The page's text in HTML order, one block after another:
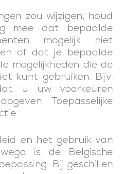
zou wijzigen, houd
mee dat bepaalde
mogelijk niet
of dat je bepaalde
mogelijkheden die de
kunt gebruiken. Bijv.
u uw voorkeuren
Toepasselijke
en het gebruik van
is de Belgische
Bij geschillen